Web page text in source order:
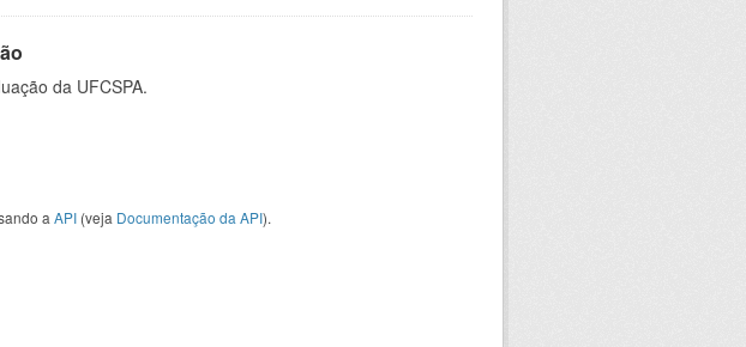
da UFCSPA.
a API (veja Documentação da API).